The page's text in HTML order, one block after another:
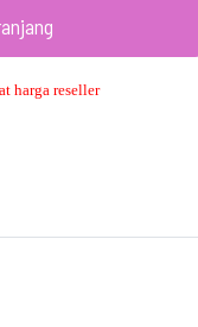
harga reseller